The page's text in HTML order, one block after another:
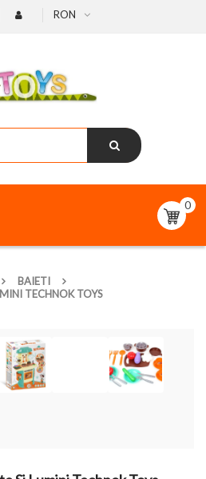
RON
0
BAIETI
TECHNOK TOYS